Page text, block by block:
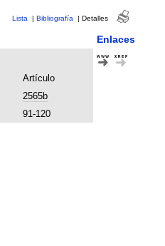
Lista | Bibliografía | Detalles
Enlaces
Artículo
2565b
91-120